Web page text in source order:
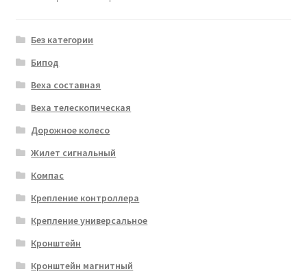
Без категории
Бипод
Веха составная
Веха телескопическая
Дорожное колесо
Жилет сигнальный
Компас
Крепление контроллера
Крепление универсальное
Кронштейн
Кронштейн магнитный